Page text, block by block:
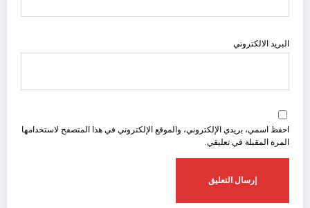
البريد الالكتروني
احفظ اسمي، بريدي الإلكتروني، والموقع الإلكتروني في هذا المتصفح لاستخدامها
المرة المقبلة في تعليقي.